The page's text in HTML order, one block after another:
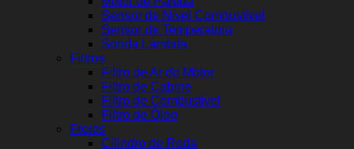
Sensor de Nível Combustível
Sensor de Temperatura
Sonda Lambda
Filtros
Filtro de Ar do Motor
Filtro de Cabine
Filtro de Combustível
Filtro de Óleo
Freios
Cilindro de Roda